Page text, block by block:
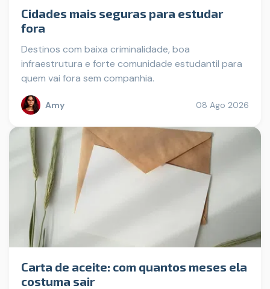
Cidades mais seguras para estudar
fora
Destinos com baixa criminalidade, boa
infraestrutura e forte comunidade estudantil para
quem vai fora sem companhia.
Amy 08 Ago 2026
Carta de aceite: com quantos meses ela
costuma sair